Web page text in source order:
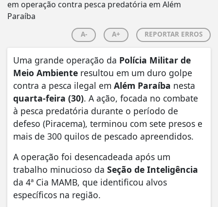
A- A+ REPORTAR ERROS
Uma grande operação da Polícia Militar de
Meio Ambiente resultou em um duro golpe
contra a pesca ilegal em Além Paraíba nesta
quarta-feira (30). A ação, focada no combate
à pesca predatória durante o período de
defeso (Piracema), terminou com sete presos e
mais de 300 quilos de pescado apreendidos.
A operação foi desencadeada após um
trabalho minucioso da Seção de Inteligência
da 4ª Cia MAMB, que identificou alvos
específicos na região.